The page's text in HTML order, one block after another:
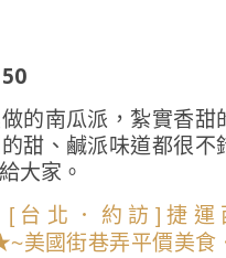
的南瓜派，紮實香甜
甜、鹹派味道都很不
大家。
[台北．約訪]捷運
美國街巷弄平價美食